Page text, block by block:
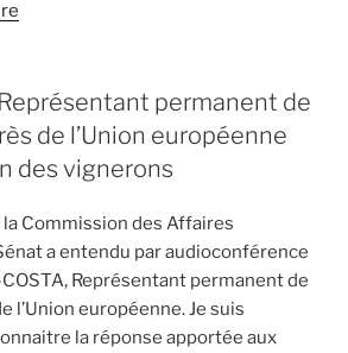
budget
pour
politique
de
rural
permanent de
de l’Union européenne
des vignerons
la Commission des Affaires
a entendu par audioconférence
Représentant permanent de
l’Union européenne. Je suis
la réponse apportée aux